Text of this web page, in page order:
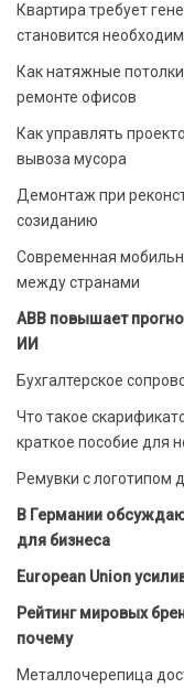
Квартира требует
становится
Как натяжные
ремонте офисов
Как управлять
вывоза мусора
Демонтаж при
созиданию
Современная
между странами
ABB повышает
ИИ
Бухгалтерское
Что такое
краткое пособие для
Ремувки с логотипом
В Германии
для бизнеса
European Union
Рейтинг мировых
почему
Металлочерепица